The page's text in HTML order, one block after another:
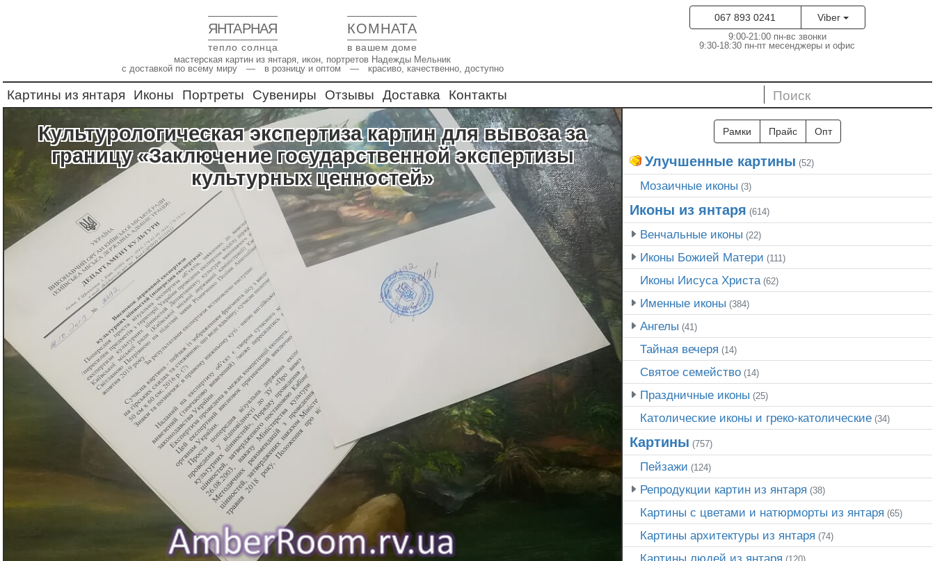
ЯНТАРНАЯ КОМНАТА
тепло солнца в вашем доме
мастерская картин из янтаря, икон, портретов Надежды Мельник
с доставкой по всему миру — в розницу и оптом — красиво, качественно, доступно
067 893 0241 Viber
9:00-21:00 пн-вс звонки
9:30-18:30 пн-пт месенджеры и офис
Картины из янтаря Иконы Портреты Сувениры Отзывы Доставка Контакты
Культурологическая экспертиза картин для вывоза за
границу «Заключение государственной экспертизы
культурных ценностей»
Рамки Прайс Опт
Улучшенные картины (52)
Мозаичные иконы (3)
Иконы из янтаря (614)
Венчальные иконы (22)
Иконы Божией Матери (111)
Иконы Иисуса Христа(62)
Именные иконы (384)
Ангелы (41)
Тайная вечеря (14)
Святое семейство(14)
Праздничные иконы (25)
Католические иконы и греко-католические(34)
Картины (757)
Пейзажи (124)
Репродукции картин из янтаря (38)
Картины с цветами и натюрморты из янтаря (65)
Картины архитектуры из янтаря (74)
Картины людей из янтаря